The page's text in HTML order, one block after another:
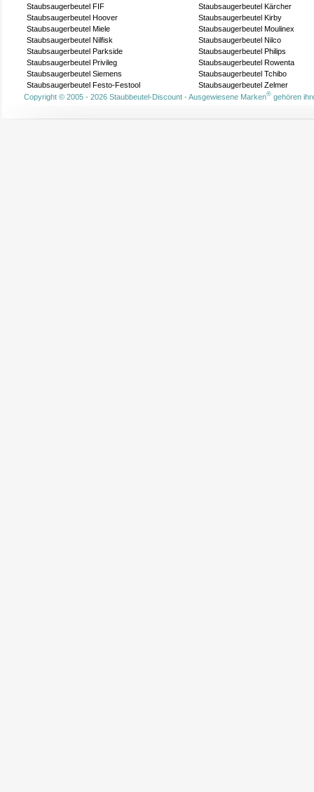
Staubsaugerbeutel FIF
Staubsaugerbeutel Kärcher
Staubsaugerbeutel Hoover
Staubsaugerbeutel Kirby
Staubsaugerbeutel Miele
Staubsaugerbeutel Moulinex
Staubsaugerbeutel Nilfisk
Staubsaugerbeutel Nilco
Staubsaugerbeutel Parkside
Staubsaugerbeutel Philips
Staubsaugerbeutel Privileg
Staubsaugerbeutel Rowenta
Staubsaugerbeutel Siemens
Staubsaugerbeutel Tchibo
Staubsaugerbeutel Festo-Festool
Staubsaugerbeutel Zelmer
Copyright © 2005 - 2026 Staubbeutel-Discount - Ausgewiesene Marken®gehören